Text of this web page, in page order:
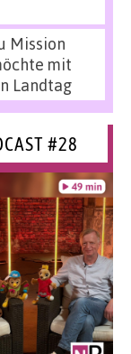
Mission
mit
Landtag
#28